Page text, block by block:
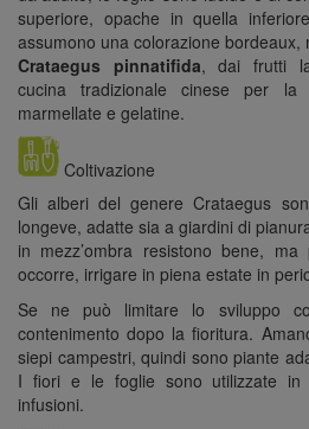
superiore, opache in quella
assumono una colorazione bordeaux,
Crataegus pinnatifida, dai frutti
cucina tradizionale cinese per la
marmellate e gelatine.
Coltivazione
Gli alberi del genere Crataegus
longeve, adatte sia a giardini di
in mezz’ombra resistono bene,
occorre, irrigare in piena estate in
Se ne può limitare lo sviluppo
contenimento dopo la fioritura.
siepi campestri, quindi sono piante
I fiori e le foglie sono utilizzate in
infusioni.